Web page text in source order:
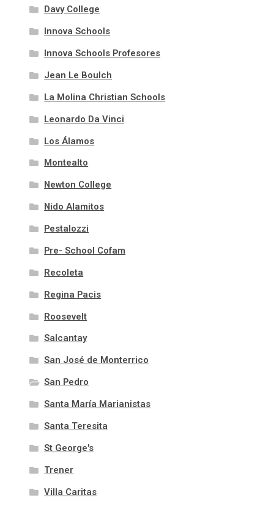
Davy College
Innova Schools
Innova Schools Profesores
Jean Le Boulch
La Molina Christian Schools
Leonardo Da Vinci
Los Álamos
Montealto
Newton College
Nido Alamitos
Pestalozzi
Pre- School Cofam
Recoleta
Regina Pacis
Roosevelt
Salcantay
San José de Monterrico
San Pedro
Santa María Marianistas
Santa Teresita
St George's
Trener
Villa Caritas